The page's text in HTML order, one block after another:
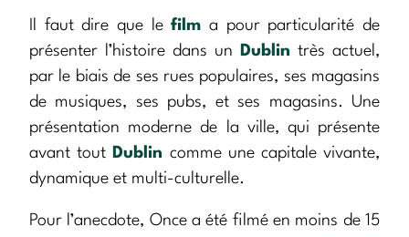
Il faut dire que lefilm a pour particularité de
présenter l’histoire dans un
Dublin très actuel,
par le biais de ses rues populaires, ses magasins
de musiques, ses pubs, et ses magasins. Une
présentation moderne de la ville, qui présente
avant tout Dublin comme une capitale vivante,
dynamique et multi-culturelle.
Pour l’anecdote, Once a été filmé en moins de 15